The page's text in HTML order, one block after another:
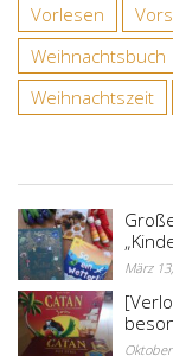
Vorlesen
Weihnachtsbuch
Weihnachtszeit
März